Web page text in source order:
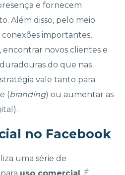
e fornecem
Além disso, pelo meio
importantes,
encontrar novos clientes e
do que nas
vale tanto para
(branding) ou aumentar as
no Facebook
uma série de